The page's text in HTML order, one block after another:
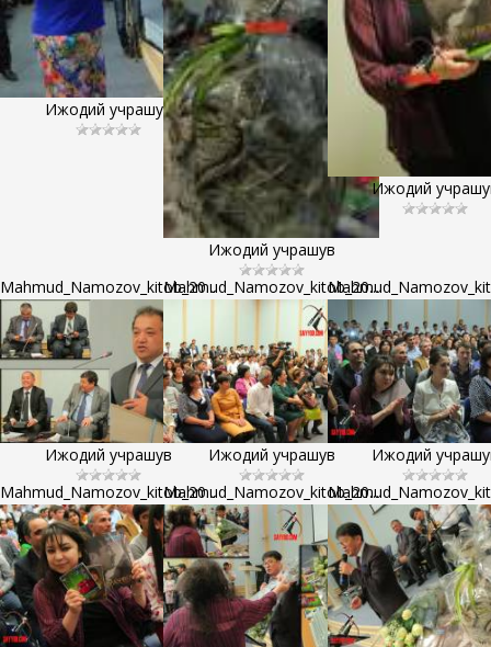
Ижодий учрашув
Ижодий учрашув
Ижодий
Mahmud_Namozov_kitob_20...
Ижодий учрашув
Mahmud_Namozov_kitob_20...
Ижодий учрашув
Ижодий
Mahmud_Namozov_kitob_20...Mahmud_Namozov_kitob_20...